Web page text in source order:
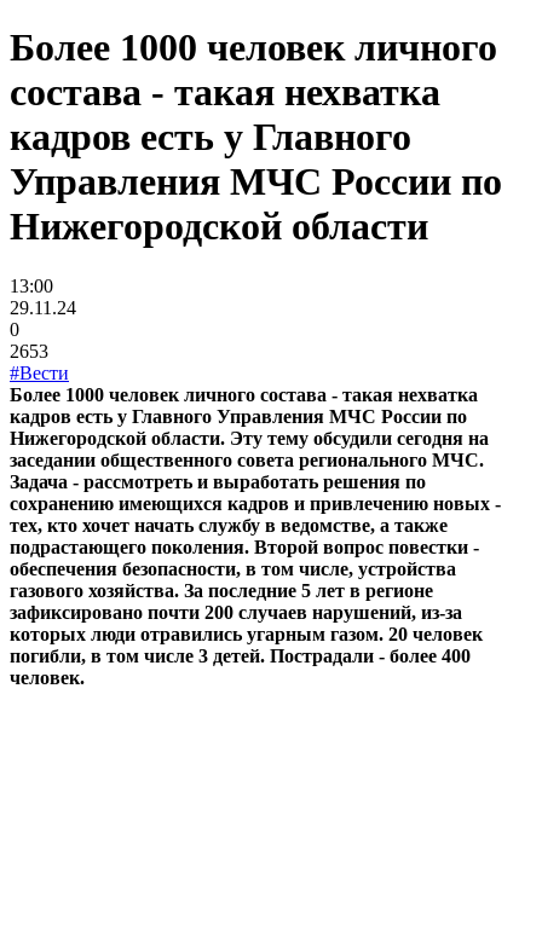
Более 1000 человек личного
состава - такая нехватка
кадров есть у Главного
Управления МЧС России по
Нижегородской области
13:00
29.11.24
0
2653
#Вести
Более 1000 человек личного состава - такая нехватка
кадров есть у Главного Управления МЧС России по
Нижегородской области. Эту тему обсудили сегодня на
заседании общественного совета регионального МЧС.
Задача - рассмотреть и выработать решения по
сохранению имеющихся кадров и привлечению новых -
тех, кто хочет начать службу в ведомстве, а также
подрастающего поколения. Второй вопрос повестки -
обеспечения безопасности, в том числе, устройства
газового хозяйства. За последние 5 лет в регионе
зафиксировано почти 200 случаев нарушений, из-за
которых люди отравились угарным газом. 20 человек
погибли, в том числе 3 детей. Пострадали - более 400
человек.